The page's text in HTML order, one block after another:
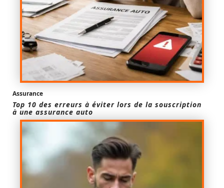
Assurance
Top 10 des erreurs à éviter lors de la souscription
à une assurance auto